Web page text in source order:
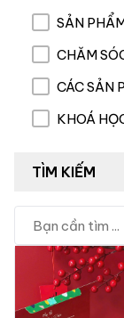
SẢN
CHĂM
CÁC SẢN
KHOÁ
TÌM KIẾM